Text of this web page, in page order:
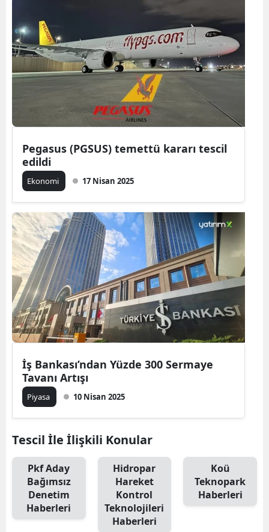
Pegasus (PGSUS) temettü kararı tescil
edildi
Ekonomi 17 Nisan 2025
İş Bankası’ndan Yüzde 300 Sermaye
Tavanı Artışı
Piyasa 10 Nisan 2025
Tescil İle İlişkili Konular
Pkf Aday
Bağımsız
Denetim
Haberleri
Hidropar
Hareket
Kontrol
Teknolojileri
Haberleri
Koü
Teknopark
Haberleri